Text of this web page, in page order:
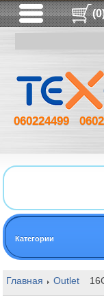
060224499
Категории
Главная Outlet